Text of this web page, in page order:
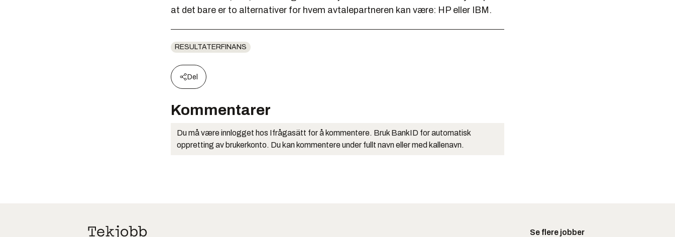
at det bare er to alternativer for hvem avtalepartneren kan være: HP eller IBM.
RESULTATERFINANS
Del
Kommentarer
Du må være innlogget hos Ifrågasätt for å kommentere. Bruk BankID for automatisk
oppretting av brukerkonto. Du kan kommentere under fullt navn eller med kallenavn.
Se flere jobber